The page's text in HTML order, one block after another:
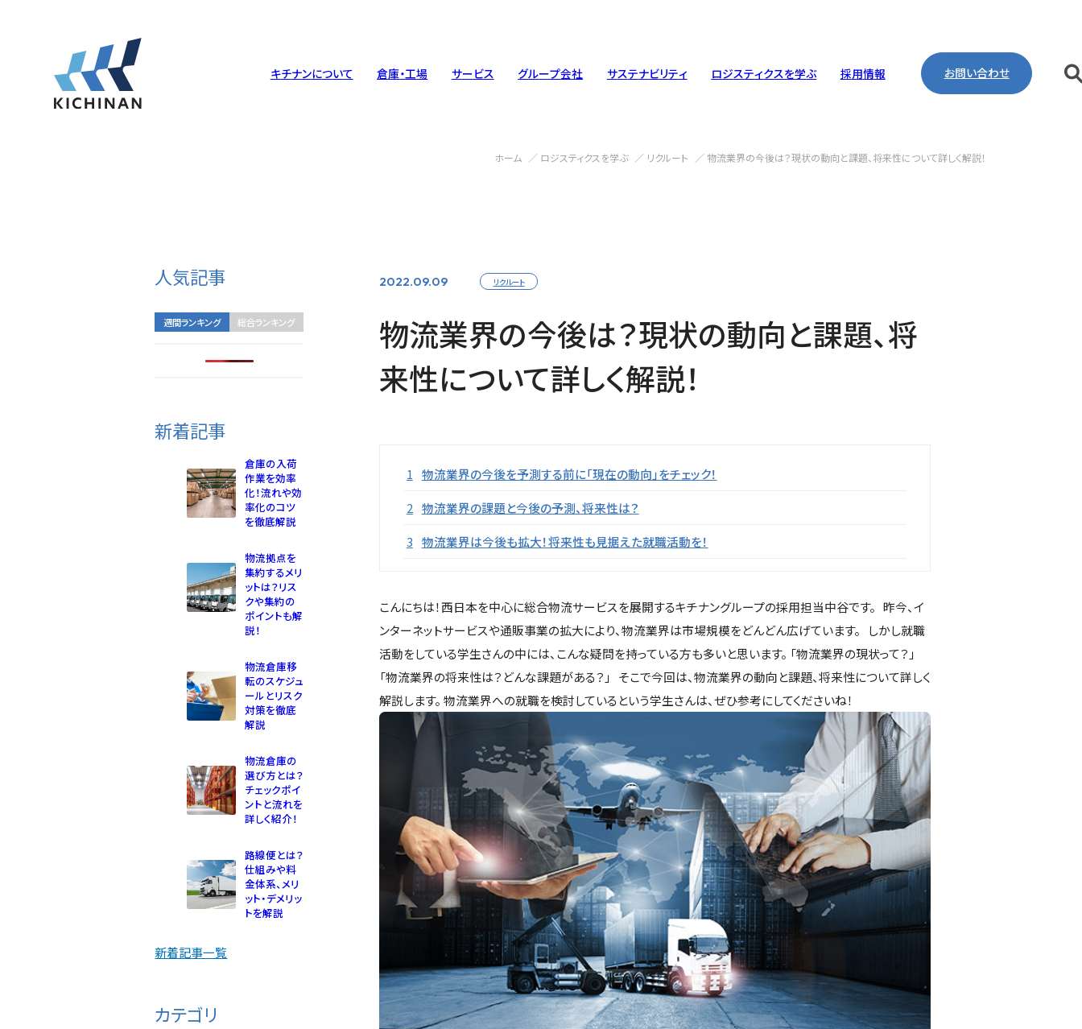
キチナンについて 倉庫・工場 サービス
調達ソリューション 車輌・トラック
グループ会社 サステナビリティ
社会への取り組み ガバナンス
ロジスティクスを学ぶ 採用情報 お問い合わせ
ホーム ロジスティクスを学ぶ リクルート 物流業界の今後は？現状の動向と課題、将来性について詳しく解説！
人気記事
週間ランキング 総合ランキング
新着記事
倉庫の入荷
作業を効率
化！流れや効
率化のコツ
を徹底解説
物流拠点を
集約するメリ
ットは？リス
クや集約の
ポイントも解
説！
物流倉庫移
転のスケジュ
ールとリスク
対策を徹底
解説
物流倉庫の
選び方とは？
チェックポイ
ントと流れを
詳しく紹介！
路線便とは？
仕組みや料
金体系、メリ
ット・デメリッ
トを解説
新着記事一覧
カテゴリ
2022.09.09 リクルート
物流業界の今後は？現状の動向と課題、将
来性について詳しく解説！
目次
1 物流業界の今後を予測する前に「現在の動向」をチェック！
2 物流業界の課題と今後の予測、将来性は？
3 物流業界は今後も拡大！将来性も見据えた就職活動を！
こんにちは！西日本を中心に総合物流サービスを展開するキチナングループの採用担当中谷です。 昨今、イ
ンターネットサービスや通販事業の拡大により、物流業界は市場規模をどんどん広げています。 しかし就職
活動をしている学生さんの中には、こんな疑問を持っている方も多いと思います。 「物流業界の現状って？」
「物流業界の将来性は？どんな課題がある？」 そこで今回は、物流業界の動向と課題、将来性について詳しく
解説します。 物流業界への就職を検討しているという学生さんは、ぜひ参考にしてくださいね！